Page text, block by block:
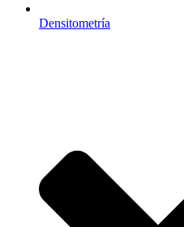
Densitometría